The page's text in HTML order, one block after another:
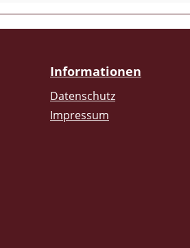
Informationen
Datenschutz
Impressum